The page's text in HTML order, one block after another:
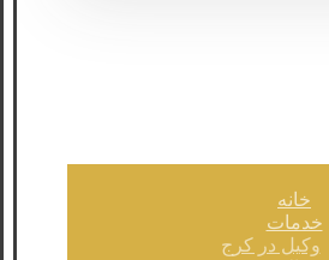
خانه
خدمات
وکیل در کرج